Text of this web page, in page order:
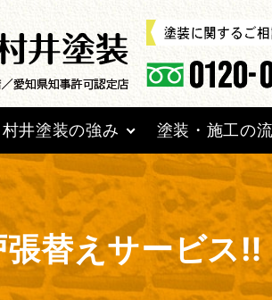
村井塗装の強み 塗装・施工の
替えサービス‼︎